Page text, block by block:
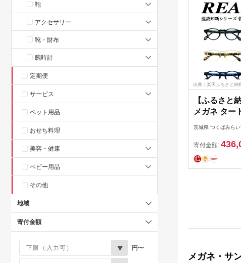
鞄
アクセサリー
靴・財布
腕時計
定期便
サービス
ペット用品
おせち料理
美容・健康
ベビー用品
その他
地域
寄付金額
円〜
出典：楽天ふるさと納
【ふるさと
メガネ ター
温故知新 若
老眼レンズ
ネフレーム
茨城県 つくばみら
寄付金額:
メガネ・サ